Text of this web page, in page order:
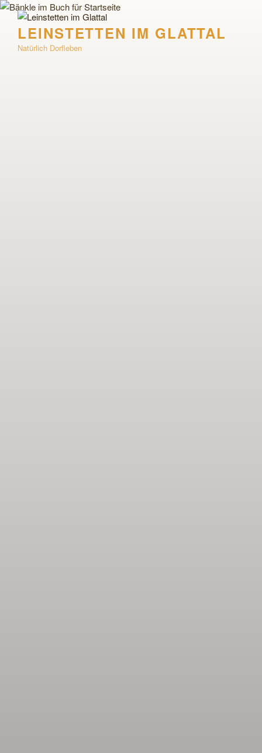
Zum
Inhalt
springenLEINSTETTEN IM GLATTAL
Natürlich Dorfleben